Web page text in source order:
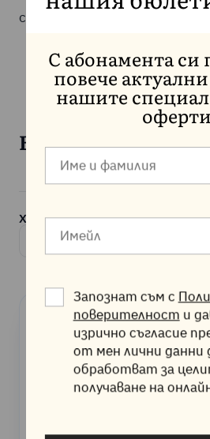
съдържание във вашата
Бъдете уникални и
Хареса ли Ви статията?
С абонамента си
повече
нашите
оферти
Запознат съм с
поверителност и
изрично съгласие
от мен лични данни
обработват за
получаване на